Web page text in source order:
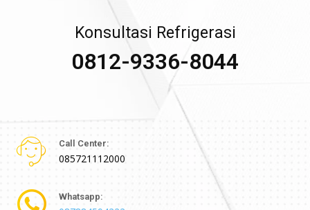
Konsultasi Refrigerasi
0812-9336-8044
Call Center:
085721112000
Whatsapp: